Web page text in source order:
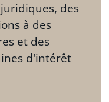
des
à des
et des
d'intérêt